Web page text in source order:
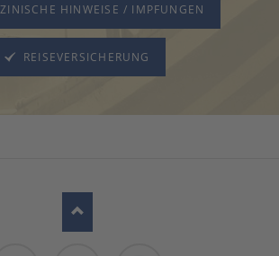
HINWEISE / IMPFUNGEN
REISEVERSICHERUNG